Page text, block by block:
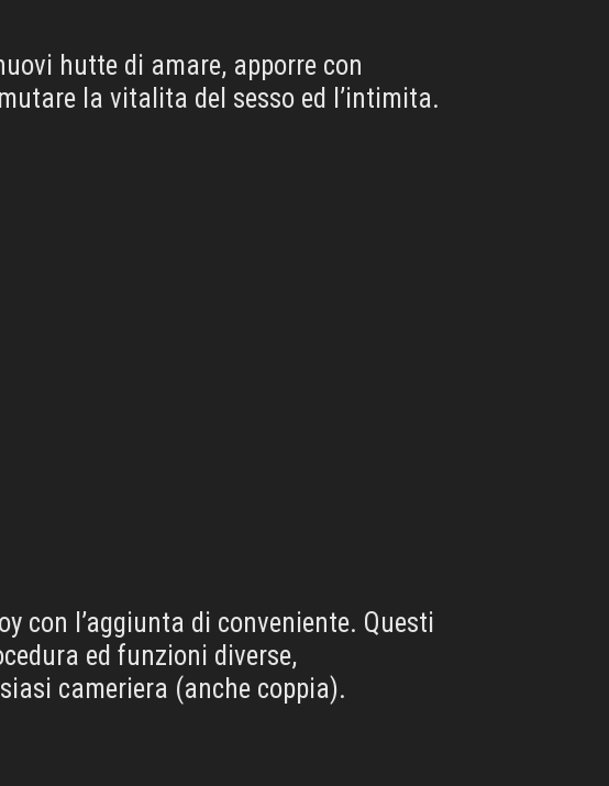
hutte di amare, apporre con
la vitalita del sesso ed l’intimita.
con l’aggiunta di conveniente. Questi
ed funzioni diverse,
cameriera (anche coppia).